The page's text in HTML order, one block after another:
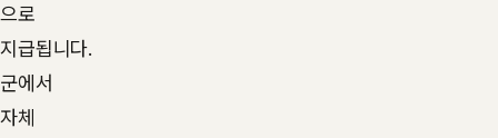
으로
지급됩니다.
군에서
자체